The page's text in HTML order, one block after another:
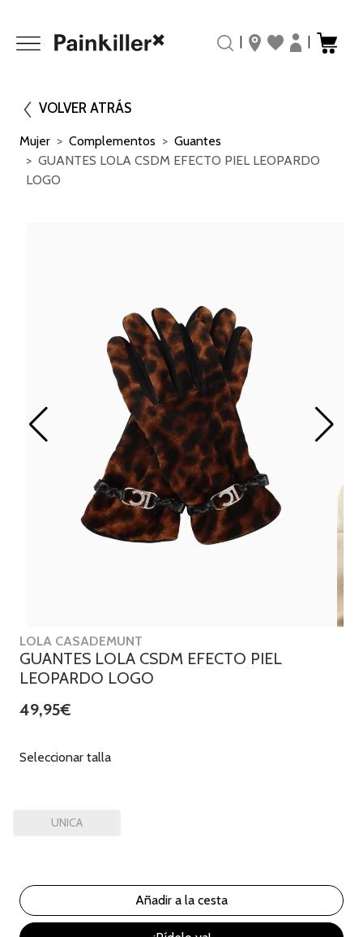
VOLVER ATRÁS
Mujer Complementos
Guantes
GUANTES LOLA CSDM EFECTO PIEL LEOPARDO
LOGO
LOLA CASADEMUNT
GUANTES LOLA CSDM EFECTO PIEL
LEOPARDO LOGO
49,95€
Seleccionar talla
UNICA